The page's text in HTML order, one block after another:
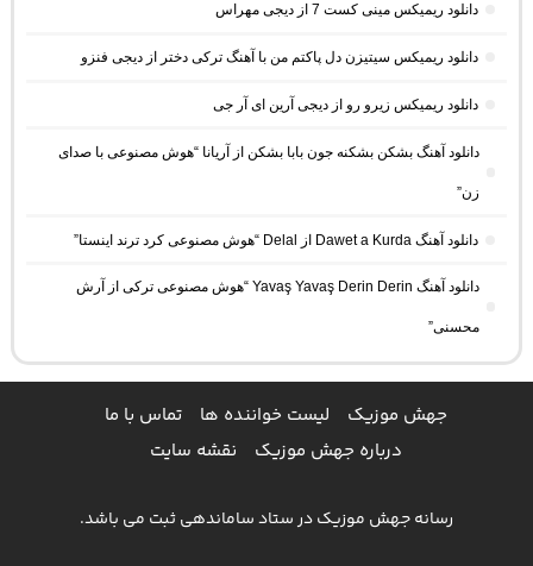
دانلود ریمیکس مینی کست 7 از دیجی مهراس
دانلود ریمیکس سیتیزن دل پاکتم من با آهنگ ترکی دختر از دیجی فنزو
دانلود ریمیکس زیرو رو از دیجی آرین ای آر جی
دانلود آهنگ بشکن بشکنه جون بابا بشکن از آریانا “هوش مصنوعی با صدای
زن”
دانلود آهنگ Dawet a Kurda از Delal “هوش مصنوعی کرد ترند اینستا”
دانلود آهنگ Yavaş Yavaş Derin Derin “هوش مصنوعی ترکی از آرش
محسنی”
جهش موزیک لیست خواننده ها
تماس با ما
درباره جهش موزیک
نقشه سایت
رسانه جهش موزیک در ستاد ساماندهی ثبت می باشد.